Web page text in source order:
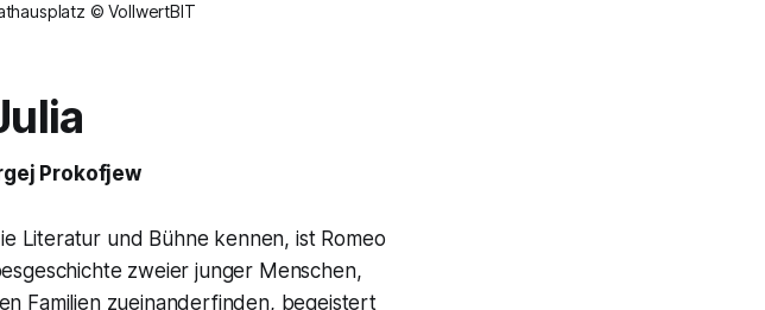
© VollwertBIT
Prokofjew
Literatur und Bühne kennen, ist Romeo
zweier junger Menschen,
Familien zueinanderfinden, begeistert